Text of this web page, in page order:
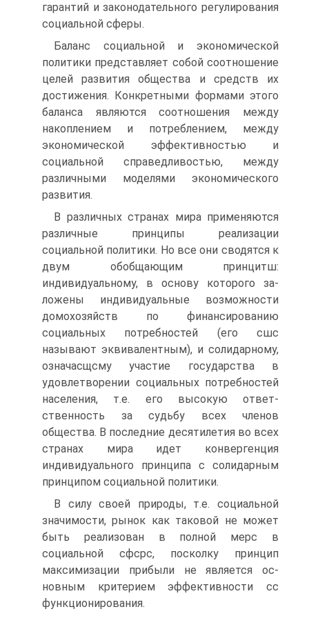
гарантий и законо­дательного регулирования
социальной сферы.
Баланс социальной и экономической
политики представляет собой соотношение
целей развития общества и средств их
достижения. Конкретными формами этого
баланса являются соотношения меж­ду
накоплением и потреблением, между
экономической эффектив­ностью и
социальной справедливостью, между
различными моде­лями экономического
развития.
В различных странах мира применяются
различные принципы реализации
социальной политики. Но все они сводятся к
двум обобщающим принцитш:
индивидуальному, в основу которого за­
ложены индивидуальные возможности
домохозяйств по финанси­рованию
социальных потребностей (его сшс
называют эквивалент­ным), и солидарному,
означасщсму участие государства в
удовлетво­рении социальных потребностей
населения, т.е. его высокую ответ­
ственность за судьбу всех членов
общества. В последние десятиле­тия во всех
странах мира идет конвергенция
индивидуального принципа с солидарным
принципом социальной политики.
В силу своей природы, т.е. социальной
значимости, рынок как таковой не может
быть реализован в полной мерс в
социальной сфсрс, посколку принцип
максимизации прибыли не является ос­
новным критерием эффективности сс
функционирования.